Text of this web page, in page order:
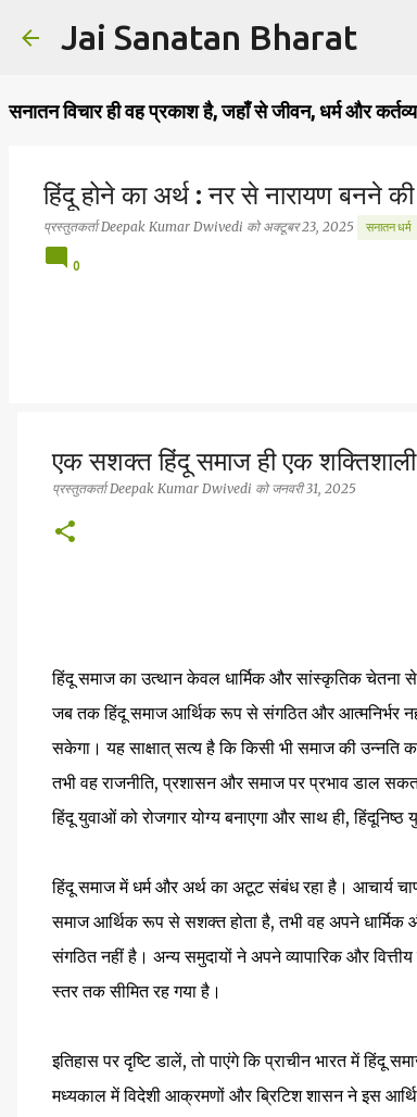
Jai Sanatan Bharat
सनातन विचार ही वह प्रकाश है, जहाँ से जीवन, धर्म और
हिंदू होने का अर्थ : नर से नारायण बनने की
प्रस्तुतकर्ताDeepak Kumar Dwivedi कोअक्टूबर 23, 2025 सनातन धर्म
0
एक सशक्त हिंदू समाज ही एक
प्रस्तुतकर्ताDeepak Kumar Dwivedi कोजनवरी 31, 2025
हिंदू समाज का उत्थान केवल धार्मिक और सांस्कृतिक चेतना
जब तक हिंदू समाज आर्थिक रूप से संगठित और आत्मनिर्भर
सकेगा। यह साक्षात् सत्य है कि किसी भी समाज की
तभी वह राजनीति, प्रशासन और समाज पर प्रभाव डाल
हिंदू युवाओं को रोजगार योग्य बनाएगा और साथ ही,
हिंदू समाज में धर्म और अर्थ का अटूट संबंध रहा है। आचार्य
समाज आर्थिक रूप से सशक्त होता है, तभी वह अपने धार्मिक
संगठित नहीं है। अन्य समुदायों ने अपने व्यापारिक और
स्तर तक सीमित रह गया है।
इतिहास पर दृष्टि डालें, तो पाएंगे कि प्राचीन भारत में हिंदू
मध्यकाल में विदेशी आक्रमणों और ब्रिटिश शासन ने इस